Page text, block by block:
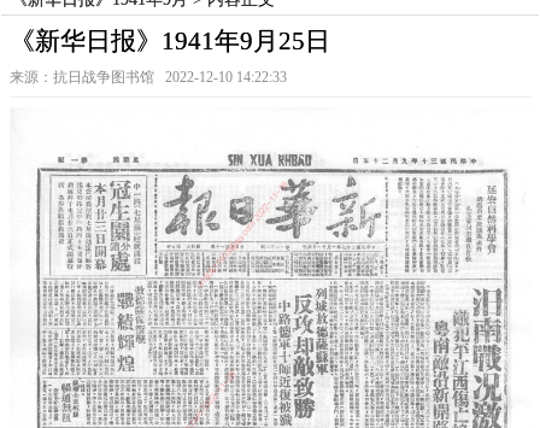
《新华日报》1941年9月25日
来源：抗日战争图书馆 2022-12-10 14:22:33